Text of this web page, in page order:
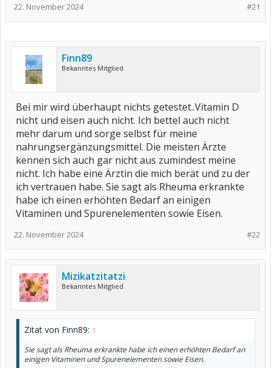
#21
22. November 2024
Finn89
Bekanntes Mitglied
Bei mir wird überhaupt nichts getestet..Vitamin D
nicht und eisen auch nicht. Ich bettel auch nicht
mehr darum und sorge selbst für meine
nahrungsergänzungsmittel. Die meisten Ärzte
kennen sich auch gar nicht aus zumindest meine
nicht. Ich habe eine Ärztin die mich berät und zu der
ich vertrauen habe. Sie sagt als Rheuma erkrankte
habe ich einen erhöhten Bedarf an einigen
Vitaminen und Spurenelementen sowie Eisen.
#22
22. November 2024
Mizikatzitatzi
Bekanntes Mitglied
Zitat von Finn89: ↑
Sie sagt als Rheuma erkrankte habe ich einen erhöhten Bedarf an
einigen Vitaminen und Spurenelementen sowie Eisen.